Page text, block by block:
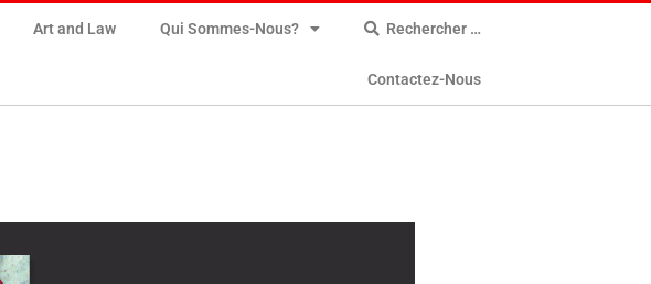
Art and Law Qui Sommes-Nous? Rechercher …
Contactez-Nous